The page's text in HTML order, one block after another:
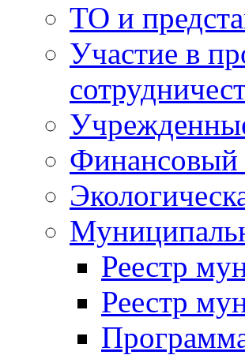
ТО и
Участие в
Финансовый
Реестр
Реестр